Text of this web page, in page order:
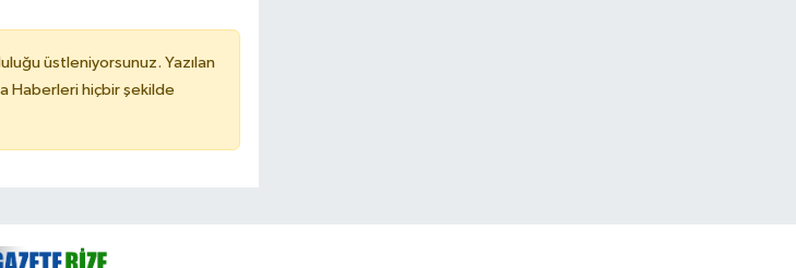
üstleniyorsunuz. Yazılan
Haberleri hiçbir şekilde